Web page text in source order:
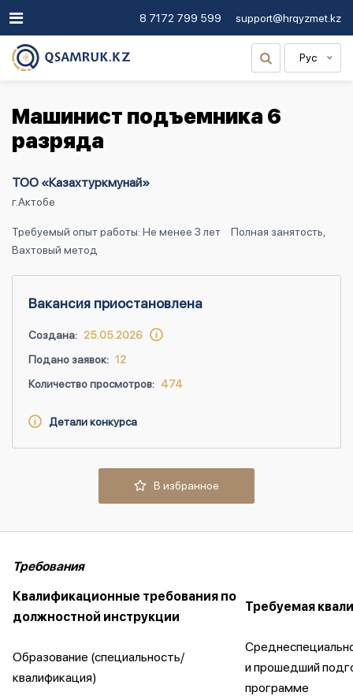
8 7172 799 599 support@hrqyzmet.kz
Рус
Машинист подъемника 6
разряда
ТОО «Казахтуркмунай»
г.Актобе
Требуемый опыт работы: Не менее 3 лет
Полная занятость,
Вахтовый метод
Вакансия приостановлена
Создана: 25.05.2026
Подано заявок: 12
Количество просмотров: 474
Детали конкурса
В избранное
Требования
Квалификационные требования по
должностной инструкции
Требуемая
Образование (специальность/
квалификация)
и прошедший
программе